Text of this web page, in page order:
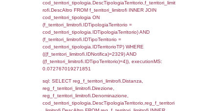
d1_controlli.UntAmmTerr where
executionMS: 0.025970935821533
sql: SELECT * FROM d2_autorizzazioni
IDNotifica=2329, executionMS:
sql: SELECT Ispezione, IDArticoloComma,
StatoIspezione,
'%d/%m/%Y') as DataApertura,
DATE_FORMAT(DataChiusura, '%d/%m/